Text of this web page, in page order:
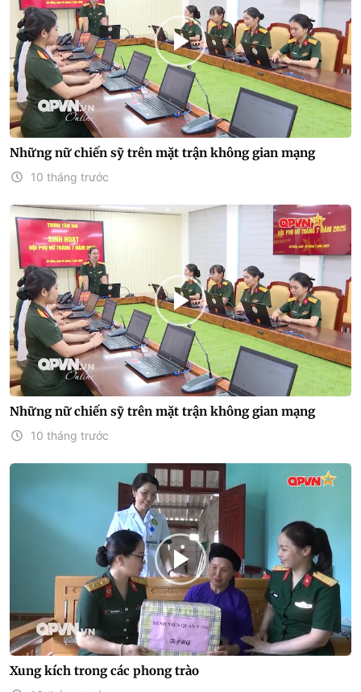
Những nữ chiến sỹ trên mặt trận không gian mạng
10 tháng trước
Những nữ chiến sỹ trên mặt trận không gian mạng
10 tháng trước
Xung kích trong các phong trào